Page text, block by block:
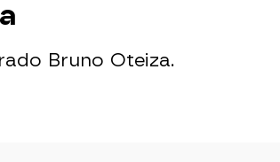
Bruno Oteiza.